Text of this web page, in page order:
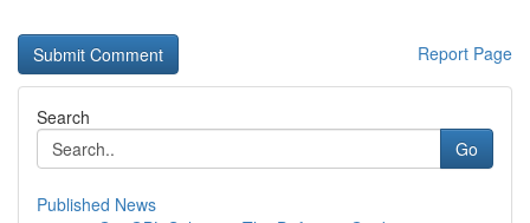
Report Page
Search
Go
Published News